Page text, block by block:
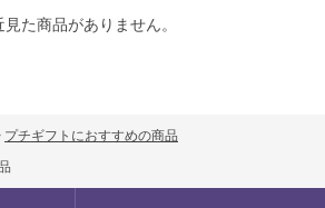
見た商品がありません。
プチギフトにおすすめの商品